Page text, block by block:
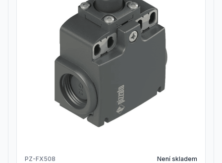
PZ-FX508 Není skladem